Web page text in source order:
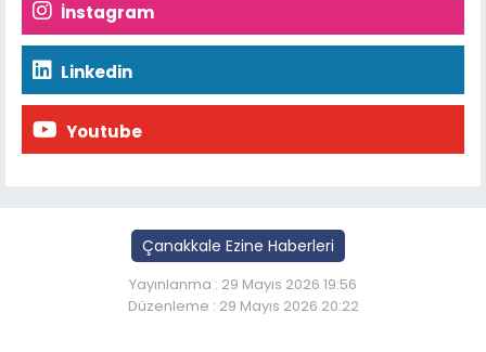
İnstagram
Linkedin
Youtube
Çanakkale Ezine Haberleri
Yayınlanma : 29 Mayıs 2026 19:56
Düzenleme : 29 Mayıs 2026 20:22